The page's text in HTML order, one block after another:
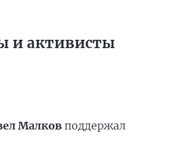
и активисты
Малковподдержал